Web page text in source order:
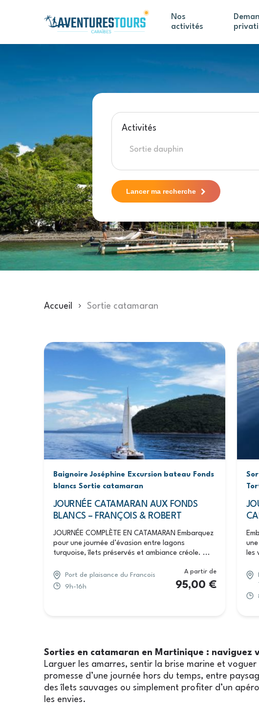
Nos
activités
Activités
Lancer ma recherche
Accueil Sortie catamaran
Baignoire Joséphine Excursion bateau Fonds
blancs Sortie catamaran
JOURNÉE CATAMARAN AUX FONDS
BLANCS – FRANÇOIS & ROBERT
JOURNÉE COMPLÈTE EN CATAMARAN Embarquez
pour une journée d’évasion entre lagons
turquoise, îlets préservés et ambiance créole. ...
Port de plaisance du Francois
9h-16h
A partir de
95,00€
les
Sorties en catamaran en Martinique : naviguez
Larguer les amarres, sentir la brise marine et
promesse d’une journée hors du temps, entre
des îlets sauvages ou simplement profiter d’un
les envies.